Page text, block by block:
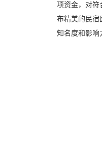
项资金，对符
布精美的民宿
知名度和影响